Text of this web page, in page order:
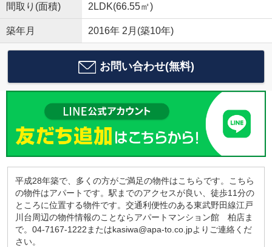
間取り(面積) 2LDK(66.55㎡)
築年月 2016年 2月(築10年)
お問い合わせ(無料)
平成28年築で、多くの方がご満足の物件はこちらです。こちら
の物件はアパートです。駅までのアクセスが良い、徒歩11分の
ところに位置する物件です。交通利便性のある東武野田線江戸
川台周辺の物件情報のことならアパートマンション館 柏店ま
で。04-7167-1222またはkasiwa@apa-to.co.jpよりご連絡くだ
さい。